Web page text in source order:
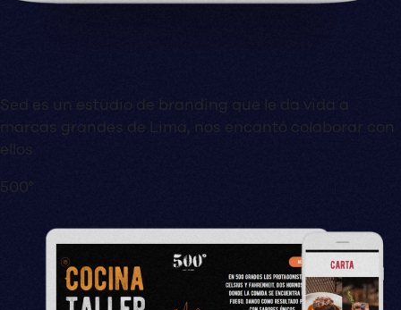
Sed es un estudio de branding que le da vida a
marcas grandes de Lima, nos encantó colaborar con
ellos.
500°